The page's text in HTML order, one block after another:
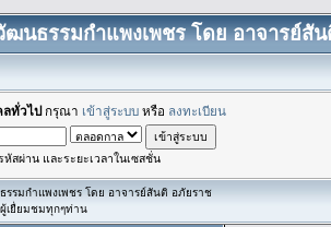
ฒนธรรมกำแพงเพชร โดย อาจารย์สั
ทั่วไปกรุณา เข้าสู่ระบบ หรือ ลงทะเบียน
สผ่าน และระยะเวลาในเซสชั่น
รมกำแพงเพชร โดย อาจารย์สันติ อภัยราช
เยื่ยมชมทุกๆท่าน